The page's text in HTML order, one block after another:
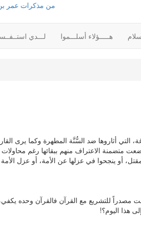
من مذكرات عمر بن أبي
لـــدي هـــــؤلاء أسلـــموا
التي أثاروها ضد السُّنَّة المطهرة وكما يرى
متضمنة الاعتراف منهم ببقائها رغم
أو ينجحوا في عزلها عن الأمة، أو عزل الأمة
للتشريع مع القرآن فالقرآن وحده
هذا اليوم؟!